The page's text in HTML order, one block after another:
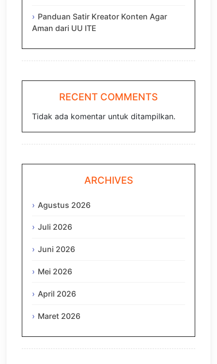
Panduan Satir Kreator Konten Agar
Aman dari UU ITE
RECENT COMMENTS
Tidak ada komentar untuk ditampilkan.
ARCHIVES
Agustus 2026
Juli 2026
Juni 2026
Mei 2026
April 2026
Maret 2026